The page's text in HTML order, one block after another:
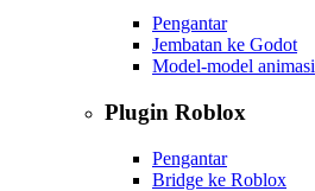
Pengantar
Jembatan ke Godot
Model-model animasi
Plugin Roblox
Pengantar
Bridge ke Roblox